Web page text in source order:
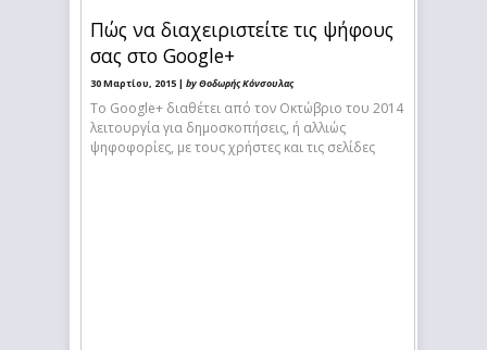
Πώς να διαχειριστείτε τις ψήφους
σας στο Google+
30 Μαρτίου, 2015 | by Θοδωρής Κόνσουλας
Το Google+ διαθέτει από τον Οκτώβριο του 2014
λειτουργία για δημοσκοπήσεις, ή αλλιώς
ψηφοφορίες, με τους χρήστες και τις σελίδες